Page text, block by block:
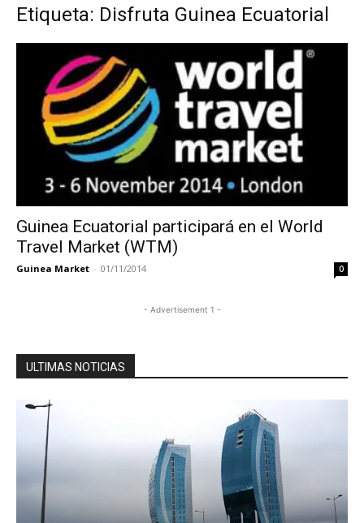
Etiqueta: Disfruta Guinea Ecuatorial
Guinea Ecuatorial participará en el World
Travel Market (WTM)
Guinea Market - 01/11/2014 0
- Advertisement 1 -
ULTIMAS NOTICIAS